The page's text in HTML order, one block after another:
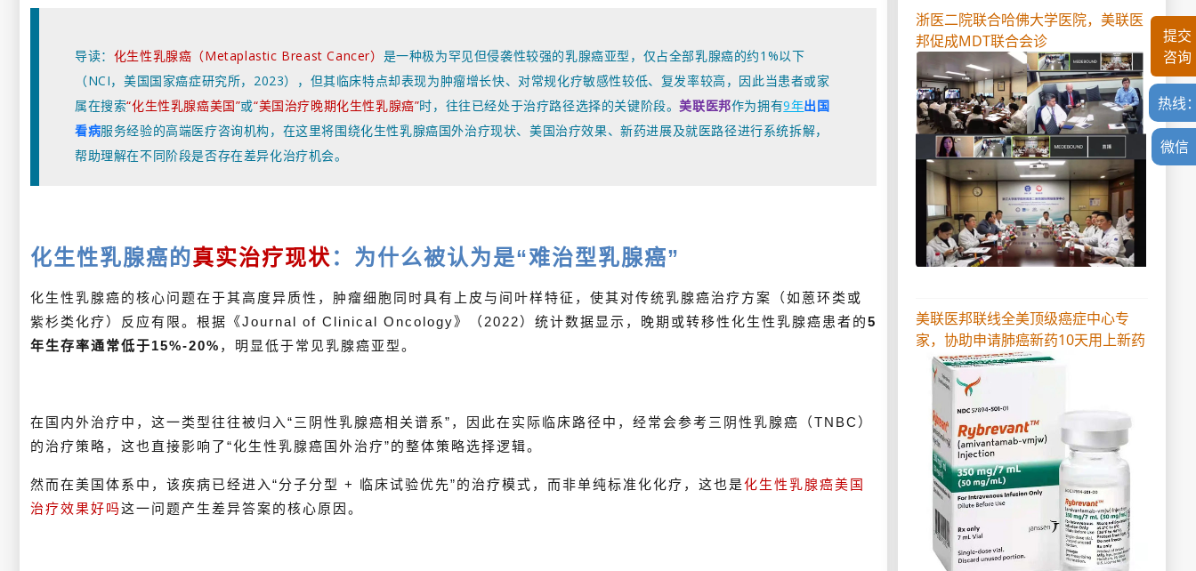
导读： 化生性乳腺癌（Metaplastic Breast Cancer） 是一种极为罕见但侵袭性较强的乳腺癌亚型，仅占全部乳腺癌的约1%以下
（NCI，美国国家癌症研究所，2023），但其临床特点却表现为肿瘤增长快、对常规化疗敏感性较低、复发率较高，因此当患者或家
属在搜索“化生性乳腺癌美国”或“美国治疗晚期化生性乳腺癌”时，往往已经处于治疗路径选择的关键阶段。美联医邦作为拥有9年出国
看病服务经验的高端医疗咨询机构，在这里将围绕化生性乳腺癌国外治疗现状、美国治疗效果、新药进展及就医路径进行系统拆解，
帮助理解在不同阶段是否存在差异化治疗机会。
化生性乳腺癌的真实治疗现状 ：为什么被认为是“难治型乳腺癌”
化生性乳腺癌的核心问题在于其高度异质性，肿瘤细胞同时具有上皮与间叶样特征，使其对传统乳腺癌治疗方案（如蒽环类或
紫杉类化疗）反应有限。根据《Journal of Clinical Oncology》（2022）统计数据显示，晚期或转移性化生性乳腺癌患者的5
年生存率通常低于15%-20% ，明显低于常见乳腺癌亚型。
在国内外治疗中，这一类型往往被归入“三阴性乳腺癌相关谱系”，因此在实际临床路径中，经常会参考三阴性乳腺癌（TNBC）
的治疗策略，这也直接影响了“化生性乳腺癌国外治疗”的整体策略选择逻辑。
然而在美国体系中，该疾病已经进入“分子分型 + 临床试验优先”的治疗模式，而非单纯标准化化疗，这也是化生性乳腺癌美国
治疗效果好吗这一问题产生差异答案的核心原因。
浙医二院联合哈佛大学医院，美联医
邦促成MDT联合会诊
美联医邦联线全美顶级癌症中心专
家，协助申请肺癌新药10天用上新药
热线
微信
提交
咨询